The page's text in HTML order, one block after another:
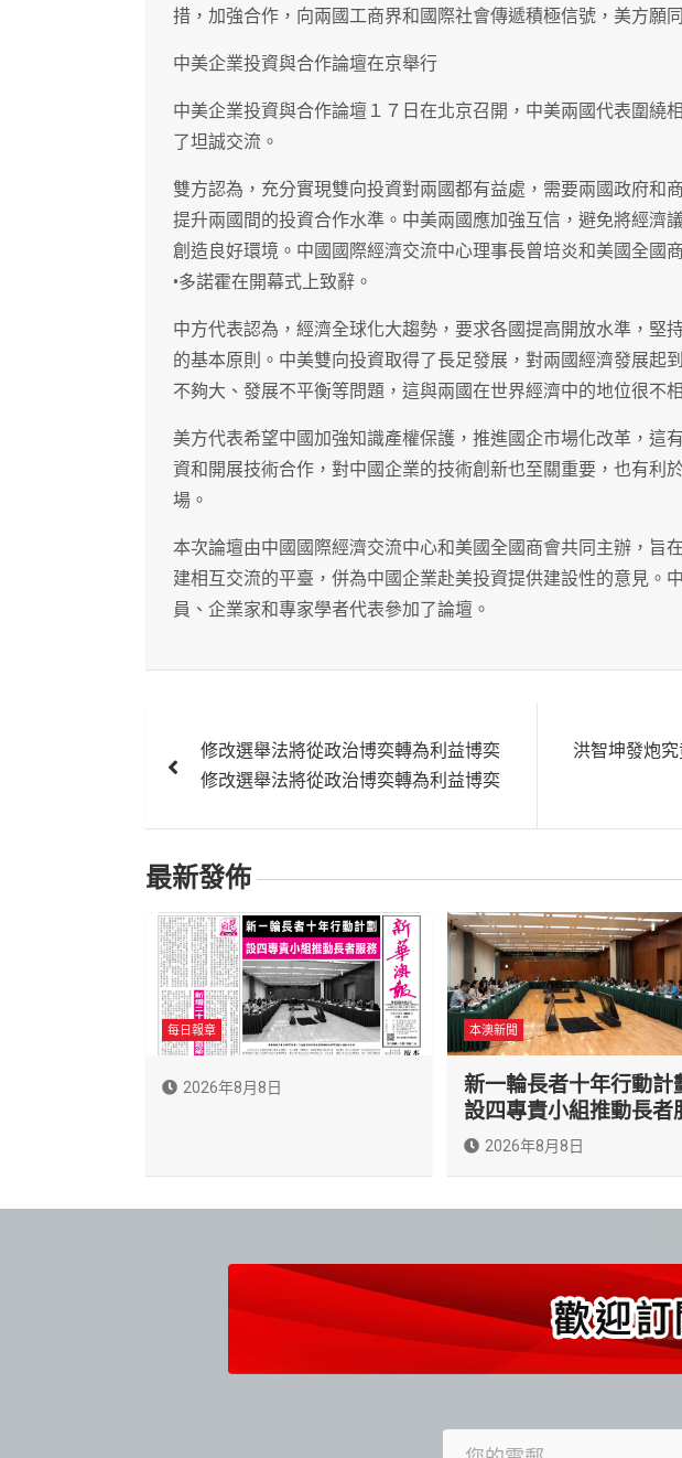
措，加強合作，向兩國工商界和國際社會傳遞積極信號，美方願
中美企業投資與合作論壇在京舉行
中美企業投資與合作論壇１７日在北京召開，中美兩國代表圍繞
了坦誠交流。
雙方認為，充分實現雙向投資對兩國都有益處，需要兩國政府和
提升兩國間的投資合作水準。中美兩國應加強互信，避免將經濟
創造良好環境。中國國際經濟交流中心理事長曾培炎和美國全國
•多諾霍在開幕式上致辭。
中方代表認為，經濟全球化大趨勢，要求各國提高開放水準，堅
的基本原則。中美雙向投資取得了長足發展，對兩國經濟發展起
不夠大、發展不平衡等問題，這與兩國在世界經濟中的地位很不
美方代表希望中國加強知識產權保護，推進國企市場化改革，這
資和開展技術合作，對中國企業的技術創新也至關重要，也有利
場。
本次論壇由中國國際經濟交流中心和美國全國商會共同主辦，旨
建相互交流的平臺，併為中國企業赴美投資提供建設性的意見。
員、企業家和專家學者代表參加了論壇。
章
覽
修改選舉法將從政治博奕轉為利益博奕
修改選舉法將從政治博奕轉為利益博奕
洪智坤發炮
最新發佈
每日報章
2026年8月8日
本澳新聞
新一輪長者十年行動計
設四專責小組推動長者
2026年8月8日